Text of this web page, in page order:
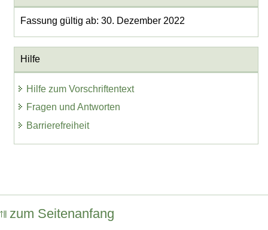
Fassung gültig ab: 30. Dezember 2022
Hilfe
Hilfe zum Vorschriftentext
Fragen und Antworten
Barrierefreiheit
zum Seitenanfang